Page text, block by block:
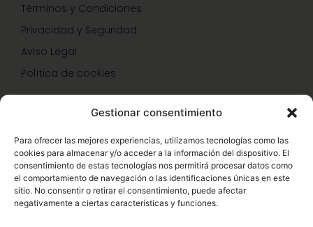
Gestionar consentimiento
Para ofrecer las mejores experiencias, utilizamos tecnologías como las
cookies para almacenar y/o acceder a la información del dispositivo. El
consentimiento de estas tecnologías nos permitirá procesar datos como
el comportamiento de navegación o las identificaciones únicas en este
sitio. No consentir o retirar el consentimiento, puede afectar
negativamente a ciertas características y funciones.
Términos y Condiciones
Privacidad y Seguridad
Aviso Legal
Política de cookies
Hazte Miembro Herbalife
Consulta Nutrición Gratis
Descuentos Vip Herbalife